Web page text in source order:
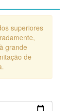
superiores
grande
de